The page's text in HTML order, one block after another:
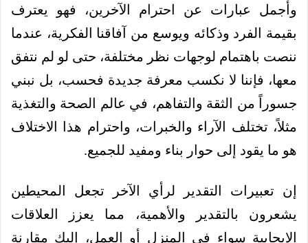
وأجمل عبارات عن احترام الآخرين، فهو يعترف
بقيمة الفرد وذكائه ويوسع من آفاقنا الفكرية، عندما
ننصت باهتمام لوجهات نظر مختلفة، حتى لو لم نتفق
معها، فإننا لا نكسب معرفة جديدة فحسب، بل نبني
جسوراً من الثقة والتفاهم، في عالم الصحة والتغذية
مثلاً، تختلف الآراء والخبرات، واحترام هذا الاختلاف
هو ما يقود إلى حوار بناء ومفيد للجميع.
إن تعبيرات التقدير لرأي الآخر تجعل المحيطين
يشعرون بالتقدير والأهمية، مما يعزز العلاقات
الإيجابية سواء في المنزل أو العمل، إليك مقارنة